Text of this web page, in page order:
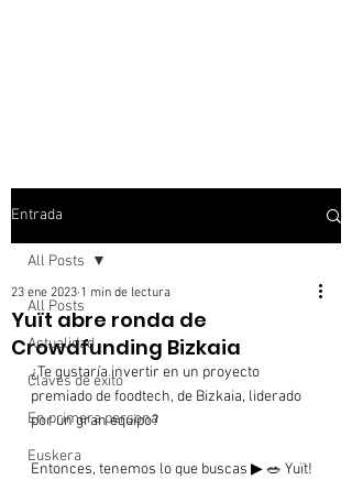
Entrada
All Posts
Actualidad
Claves de éxito
En primera persona
Euskera
All Posts
Yuït abre ronda de
Crowdfunding Bizkaia
23 ene 2023 1 min de lectura
¿Te gustaría invertir en un proyecto
premiado de foodtech, de Bizkaia, liderado
por un gran equipo?
Entonces, tenemos lo que buscas ▶ 🥗 Yuït!